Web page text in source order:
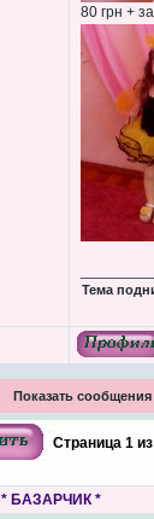
80 грн +
Тема
Показать сообщения
Страница 1из
* БАЗАРЧИК *